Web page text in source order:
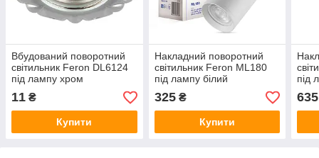
Вбудований поворотний
світильник Feron DL6124
під лампу хром
11 ₴
Купити
Накладний поворотний
світильник Feron ML180
під лампу білий
325₴
Купити
під
635